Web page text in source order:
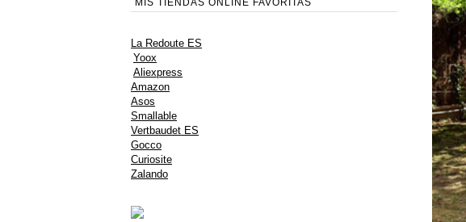
MIS TIENDAS ONLINE FAVORITAS
La Redoute ES
Yoox
Aliexpress
Amazon
Asos
Smallable
Vertbaudet ES
Gocco
Curiosite
Zalando